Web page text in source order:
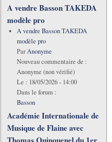
A vendre Basson TAKEDA
modèle pro
A vendre Basson TAKEDA
modèle pro
ParAnonyme
Nouveau commentaire de :
Anonyme (non vérifié)
Le : 18/05/2026 - 14:00
Dans le forum :
Basson
Académie Internationale de
Musique de Flaine avec